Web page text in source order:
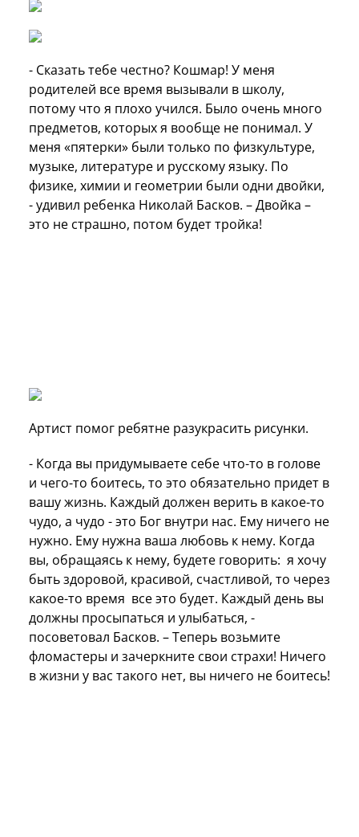
- Сказать тебе честно? Кошмар! У меня
родителей все время вызывали в школу,
потому что я плохо учился. Было очень много
предметов, которых я вообще не понимал. У
меня «пятерки» были только по физкультуре,
музыке, литературе и русскому языку. По
физике, химии и геометрии были одни двойки,
- удивил ребенка Николай Басков. – Двойка –
это не страшно, потом будет тройка!
Артист помог ребятне разукрасить рисунки.
- Когда вы придумываете себе что-то в голове
и чего-то боитесь, то это обязательно придет в
вашу жизнь. Каждый должен верить в какое-то
чудо, а чудо - это Бог внутри нас. Ему ничего не
нужно. Ему нужна ваша любовь к нему. Когда
вы, обращаясь к нему, будете говорить: я хочу
быть здоровой, красивой, счастливой, то через
какое-то время все это будет. Каждый день вы
должны просыпаться и улыбаться, -
посоветовал Басков. – Теперь возьмите
фломастеры и зачеркните свои страхи! Ничего
в жизни у вас такого нет, вы ничего не боитесь!